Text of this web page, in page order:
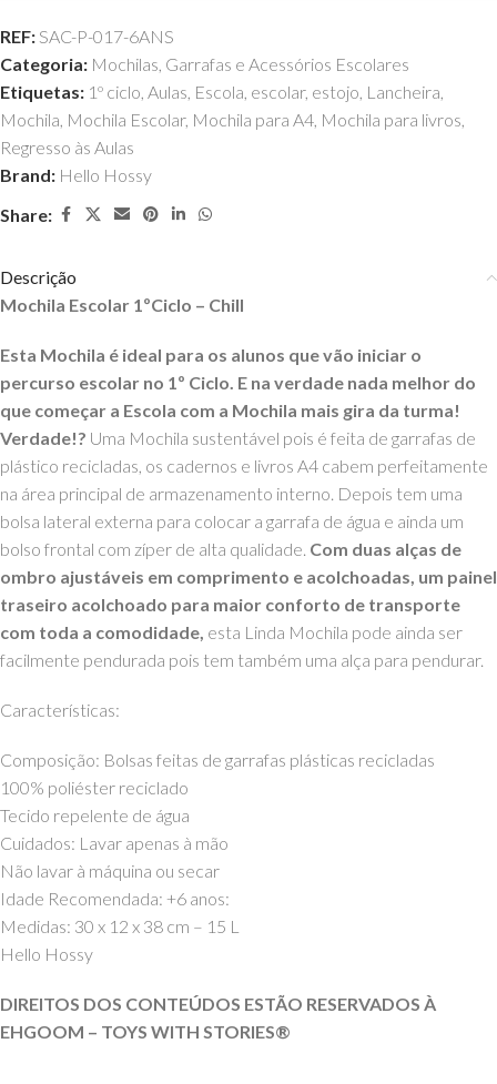
REF:SAC-P-017-6ANS
Categoria: Mochilas, Garrafas e Acessórios Escolares
Etiquetas: 1º ciclo, Aulas, Escola, escolar, estojo, Lancheira,
Mochila, Mochila Escolar, Mochila para A4, Mochila para livros,
Regresso às Aulas
Brand: Hello Hossy
Share:
Descrição
Mochila Escolar 1ºCiclo – Chill
Esta Mochila é ideal para os alunos que vão iniciar o
percurso escolar no 1º Ciclo. E na verdade nada melhor do
que começar a Escola com a Mochila mais gira da turma!
Verdade!? Uma Mochila sustentável pois é feita de garrafas de
plástico recicladas, os cadernos e livros A4 cabem perfeitamente
na área principal de armazenamento interno. Depois tem uma
bolsa lateral externa para colocar a garrafa de água e ainda um
bolso frontal com zíper de alta qualidade. Com duas alças de
ombro ajustáveis ​​em comprimento ​​e acolchoadas, um painel
traseiro acolchoado para maior conforto de transporte
com toda a comodidade, esta Linda Mochila pode ainda ser
facilmente pendurada pois tem também uma alça para pendurar.
Características:
Composição: Bolsas feitas de garrafas plásticas recicladas
100% poliéster reciclado
Tecido repelente de água
Cuidados: Lavar apenas à mão
Não lavar à máquina ou secar
Idade Recomendada: +6 anos:
Medidas: 30 x 12 x 38 cm – 15 L
Hello Hossy
DIREITOS DOS CONTEÚDOS ESTÃO RESERVADOS À
EHGOOM – TOYS WITH STORIES®️